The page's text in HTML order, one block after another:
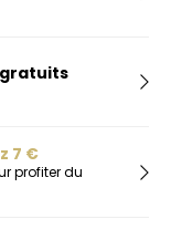
7 €
profiter du